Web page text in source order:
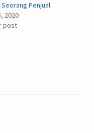
Penjual
2020
post